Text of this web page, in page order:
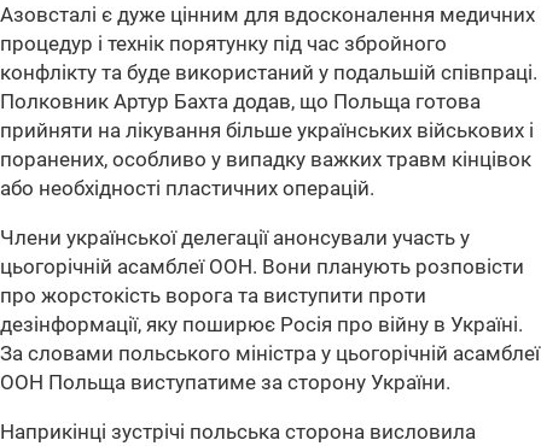
Азовсталі є дуже цінним для вдосконалення медичних
процедур і технік порятунку під час збройного
конфлікту та буде використаний у подальшій співпраці.
Полковник Артур Бахта додав, що Польща готова
прийняти на лікування більше українських військових і
поранених, особливо у випадку важких травм кінцівок
або необхідності пластичних операцій.
Члени української делегації анонсували участь у
цьогорічній асамблеї ООН. Вони планують розповісти
про жорстокість ворога та виступити проти
дезінформації, яку поширює Росія про війну в Україні.
За словами польського міністра у цьогорічній асамблеї
ООН Польща виступатиме за сторону України.
Наприкінці зустрічі польська сторона висловила